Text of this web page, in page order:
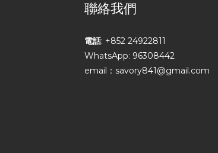
聯絡我們
電話: +852 24922811
WhatsApp: 96308442
email：savory841@gmail.com